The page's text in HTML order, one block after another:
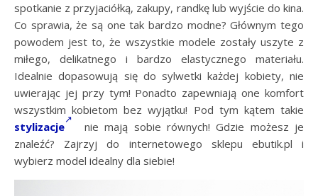
spotkanie z przyjaciółką, zakupy, randkę lub wyjście do kina.
Co sprawia, że są one tak bardzo modne? Głównym tego
powodem jest to, że wszystkie modele zostały uszyte z
miłego, delikatnego i bardzo elastycznego materiału.
Idealnie dopasowują się do sylwetki każdej kobiety, nie
uwierając jej przy tym! Ponadto zapewniają one komfort
wszystkim kobietom bez wyjątku! Pod tym kątem takie
stylizacje
nie mają sobie równych! Gdzie możesz je
znaleźć? Zajrzyj do internetowego sklepu ebutik.pl i
wybierz model idealny dla siebie!